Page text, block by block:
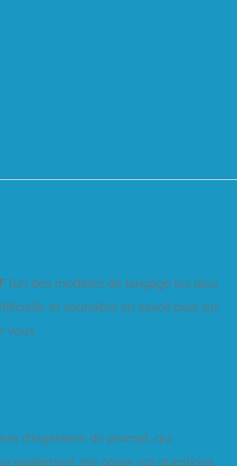
, l’un des modèles de langage les plus
et souhaitez en savoir plus sur
vous.
d’ingénierie de prompt, qui
également me poser vos questions